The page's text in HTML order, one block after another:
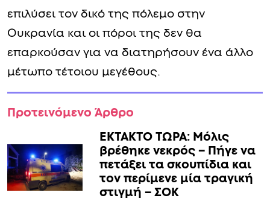
επιλύσει τον δικό της πόλεμο στην
Ουκρανία και οι πόροι της δεν θα
επαρκούσαν για να διατηρήσουν ένα άλλο
μέτωπο τέτοιου μεγέθους.
Προτεινόμενο Άρθρο
ΕΚΤΑΚΤΟ ΤΩΡΑ: Μόλις
βρέθηκε νεκρός – Πήγε να
πετάξει τα σκουπίδια και
τον περίμενε μία τραγική
στιγμή – ΣΟΚ